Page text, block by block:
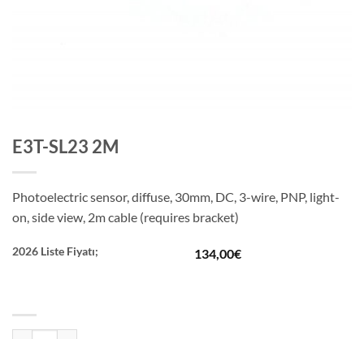
E3T-SL23 2M
Photoelectric sensor, diffuse, 30mm, DC, 3-wire, PNP, light-
on, side view, 2m cable (requires bracket)
2026 Liste Fiyatı; 134,00€